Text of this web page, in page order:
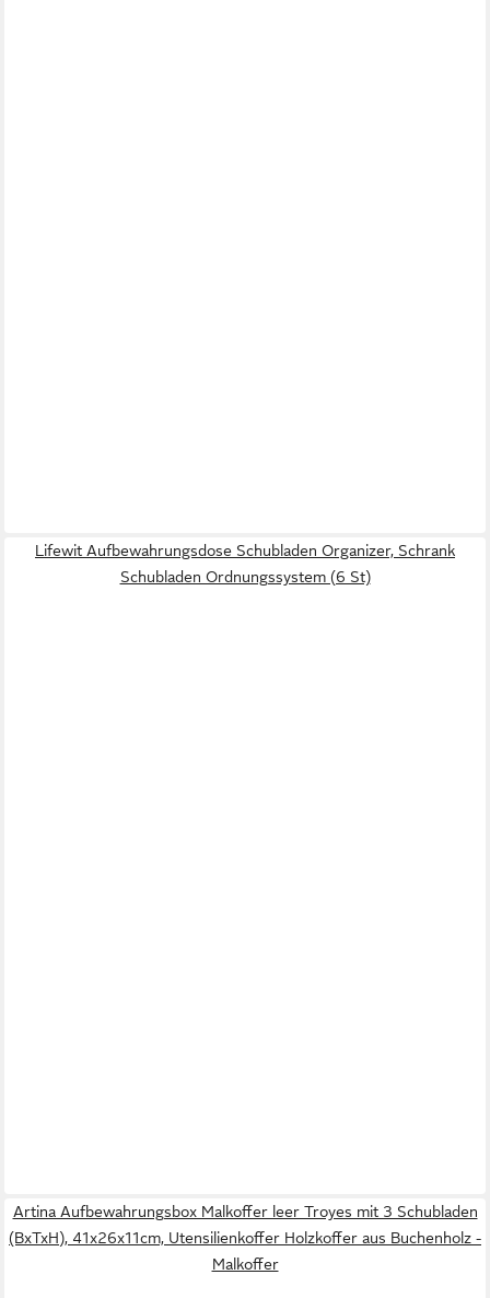
Lifewit Aufbewahrungsdose Schubladen Organizer, Schrank
Schubladen Ordnungssystem (6 St)
Artina Aufbewahrungsbox Malkoffer leer Troyes mit 3 Schubladen
(BxTxH), 41x26x11cm, Utensilienkoffer Holzkoffer aus Buchenholz -
Malkoffer